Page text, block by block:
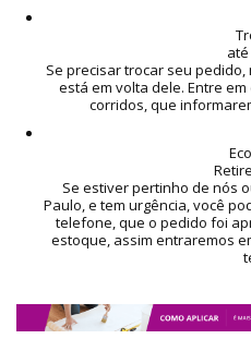
Se precisar trocar seu
está em volta dele. Entre
corridos, que
Se estiver pertinho de nós
Paulo, e tem urgência, você
telefone, que o pedido foi
estoque, assim entraremos